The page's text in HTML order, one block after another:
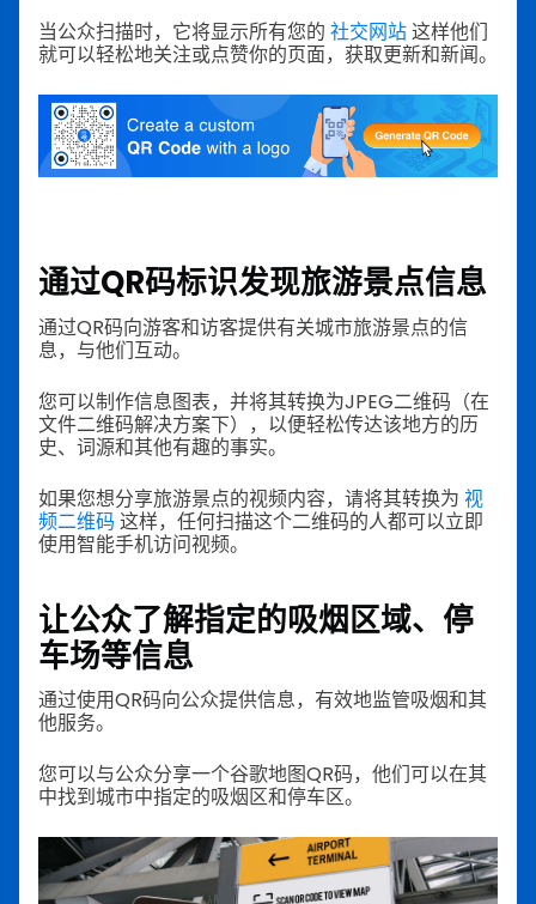
当公众扫描时，它将显示所有您的 社交网站这样他们
就可以轻松地关注或点赞你的页面，获取更新和新闻。
通过QR码标识发现旅游景点信息
通过QR码向游客和访客提供有关城市旅游景点的信
息，与他们互动。
您可以制作信息图表，并将其转换为JPEG二维码（在
文件二维码解决方案下），以便轻松传达该地方的历
史、词源和其他有趣的事实。
如果您想分享旅游景点的视频内容，请将其转换为 视
频二维码 这样，任何扫描这个二维码的人都可以立即
使用智能手机访问视频。
让公众了解指定的吸烟区域、停
车场等信息
通过使用QR码向公众提供信息，有效地监管吸烟和其
他服务。
您可以与公众分享一个谷歌地图QR码，他们可以在其
中找到城市中指定的吸烟区和停车区。